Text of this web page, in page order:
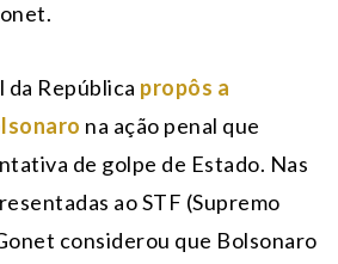
República propôs a
na ação penal que
de golpe de Estado. Nas
ao STF (Supremo
considerou que Bolsonaro